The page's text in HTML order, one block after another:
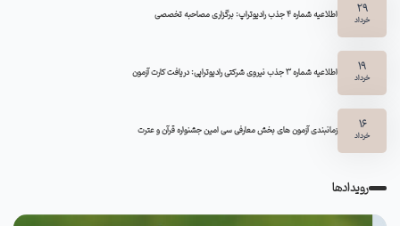
29
خرداد اطلاعیه شماره ۴ جذب رادیوتراپ: برگزاری مصاحبه تخصصی
19
خرداد اطلاعیه شماره 3 جذب نیروی شرکتی رادیوتراپی: دریافت کارت آزمون
16
خرداد زمانبندی آزمون های بخش معارفی سی امین جشنواره قرآن و عترت
رویدادها